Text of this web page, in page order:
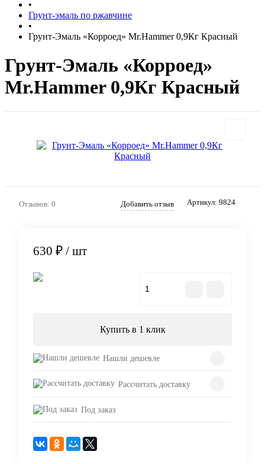
•
Грунт-эмаль по ржавчине
•
Грунт-Эмаль «Корроед» Mr.Hammer 0,9Кг Красный
Грунт-Эмаль «Корроед»
Mr.Hammer 0,9Кг Красный
Отзывов: 0 Добавить отзыв Артикул: 9824
630 ₽ / шт
Купить в 1 клик
Нашли дешевле
Рассчитать доставку
Под заказ